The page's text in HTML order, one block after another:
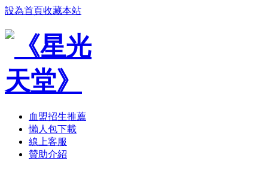
設為首頁收藏本站
血盟招生推薦
懶人包下載
線上客服
贊助介紹